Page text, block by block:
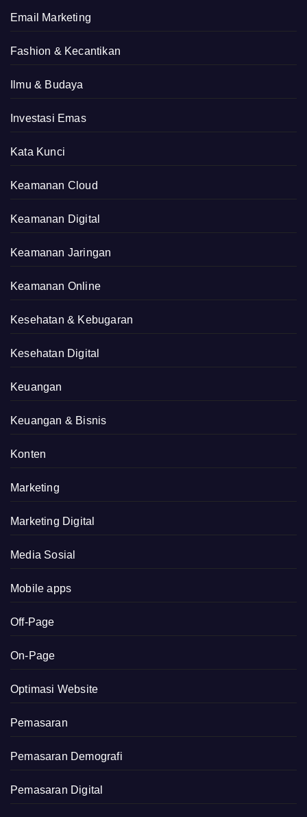
Email Marketing
Fashion & Kecantikan
Ilmu & Budaya
Investasi Emas
Kata Kunci
Keamanan Cloud
Keamanan Digital
Keamanan Jaringan
Keamanan Online
Kesehatan & Kebugaran
Kesehatan Digital
Keuangan
Keuangan & Bisnis
Konten
Marketing
Marketing Digital
Media Sosial
Mobile apps
Off-Page
On-Page
Optimasi Website
Pemasaran
Pemasaran Demografi
Pemasaran Digital